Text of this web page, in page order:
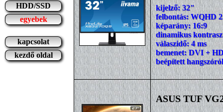
HDD/SSD
egyebek
kapcsolat
kezdő oldal
kijelző: 32"
felbontás: WQHD
képarány: 16:9
dinamikus
válaszidő: 4 ms
bemenet: DVI +
beépített
ASUS TUF